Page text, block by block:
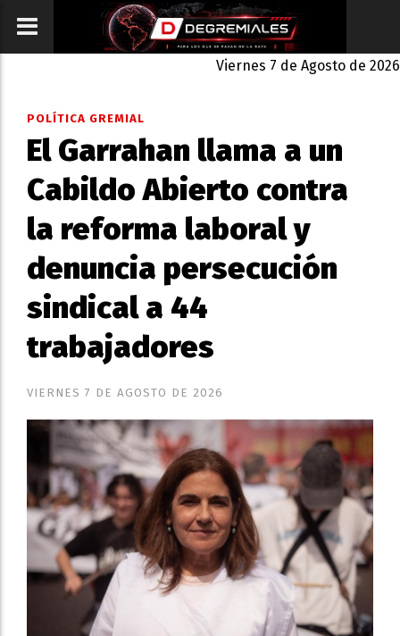
Viernes 7 de Agosto de 2026
El Garrahan llama a un
Cabildo Abierto contra
la reforma laboral y
denuncia persecución
sindical a 44
trabajadores
POLÍTICA GREMIAL
VIERNES 7 DE AGOSTO DE 2026